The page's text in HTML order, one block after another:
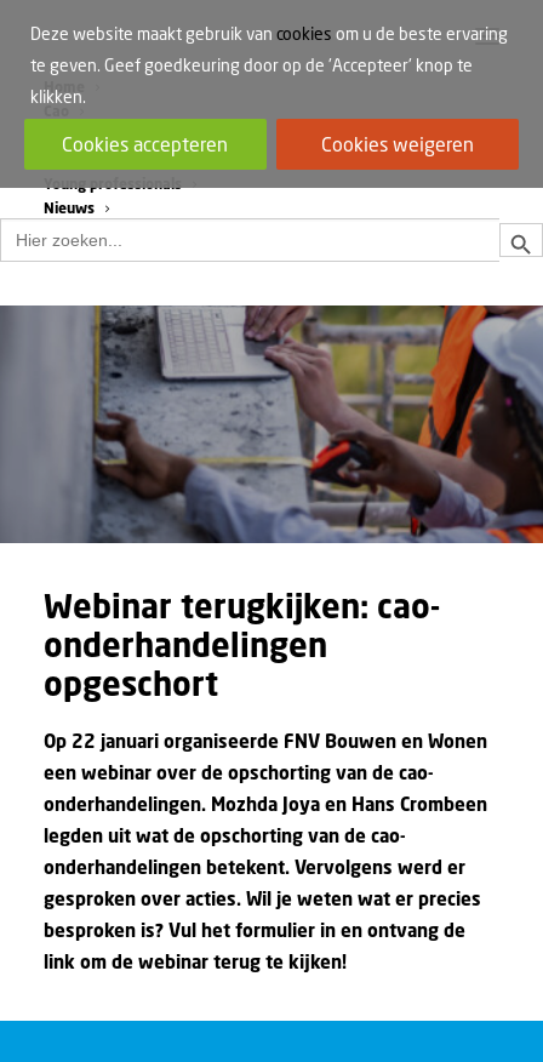
Home
Werkdruk
Vrouwen in de bouw
Young professionals
Nieuws
Zoek
naar:
Webinar terugkijken: cao-
onderhandelingen
opgeschort
Op 22 januari organiseerde FNV Bouwen en Wonen
een webinar over de opschorting van de cao-
onderhandelingen. Mozhda Joya en Hans Crombeen
legden uit wat de opschorting van de cao-
onderhandelingen betekent. Vervolgens werd er
gesproken over acties. Wil je weten wat er precies
besproken is? Vul het formulier in en ontvang de
link om de webinar terug te kijken!
Deze website maakt gebruik van cookies om u de beste ervaring
te geven. Geef goedkeuring door op de 'Accepteer' knop te
klikken.
Cookies accepteren Cookies weigeren